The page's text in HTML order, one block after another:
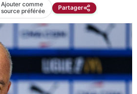
Ajouter comme
source préférée
Partager